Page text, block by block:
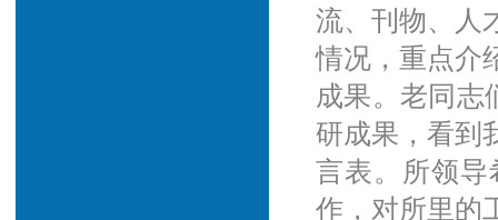
流、刊物、人
情况，重点介
成果。老同志
研成果，看到
言表。所领
作，对所里的